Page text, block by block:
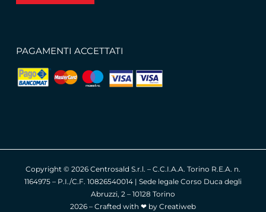
PAGAMENTI ACCETTATI
Copyright © 2026 Centrosald S.r.l. – C.C.I.A.A. Torino R.E.A. n.
1164975 – P.I./C.F. 10826540014 | Sede legale Corso Duca degli
Abruzzi, 2 – 10128 Torino
2026 – Crafted with ❤︎ by Creatiweb